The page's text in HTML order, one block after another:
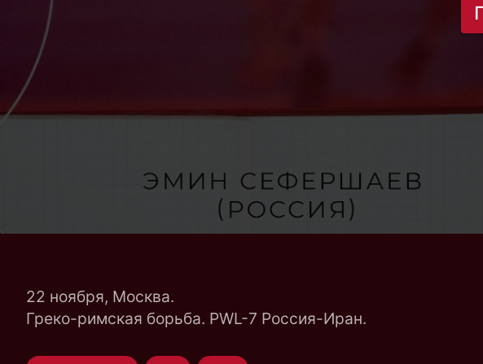
22 ноября, Москва.
Греко-римская борьба. PWL-7 Россия-Иран.